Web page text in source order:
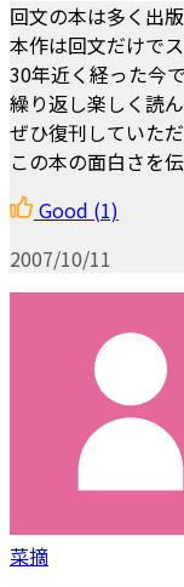
回文の本は多く出
本作は回文だけで
30年近く経った今
繰り返し楽しく読ん
ぜひ復刊していた
この本の面白さを伝
Good (1)
2007/10/11
菜摘